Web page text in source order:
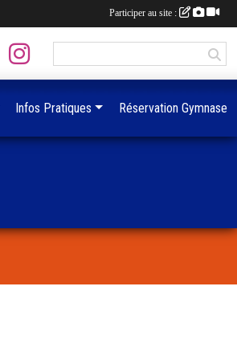
Infos Pratiques Réservation Gymnase
Participer au site :